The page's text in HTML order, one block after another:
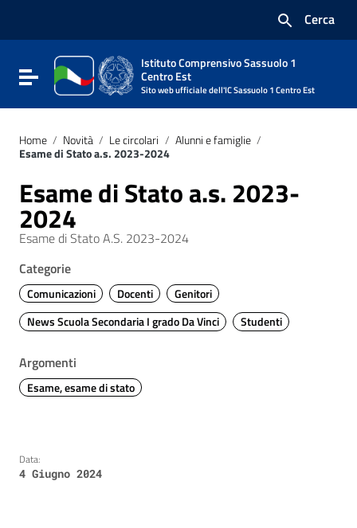
Vai al footer
Cerca
Attiva / disattiva la navigazione
Istituto Comprensivo Sassuolo 1
Centro Est
Sito web ufficiale dell'IC Sassuolo 1 Centro Est
Home / Novità / Le circolari / Alunni e famiglie /
Esame di Stato a.s. 2023-2024
Esame di Stato a.s. 2023-
2024
Esame di Stato A.S. 2023-2024
Categorie
Comunicazioni Docenti
Genitori
News Scuola Secondaria I grado Da Vinci
Studenti
Argomenti
Esame, esame di stato
Data:
4 Giugno 2024